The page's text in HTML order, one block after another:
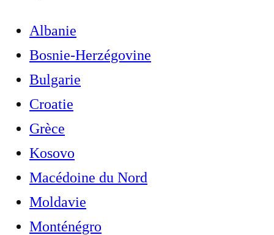
Albanie
Bosnie-Herzégovine
Bulgarie
Croatie
Grèce
Kosovo
Macédoine du Nord
Moldavie
Monténégro